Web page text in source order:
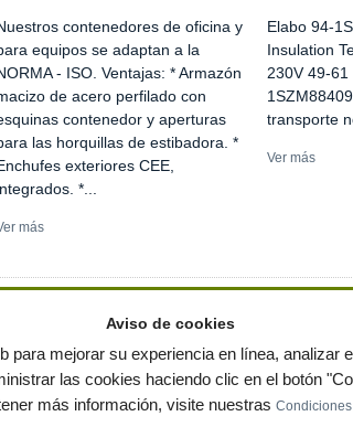
contenedores de oficina y
equipos se adaptan a la
- ISO. Ventajas: * Armazón
de acero perfilado con
contenedor y aperturas
las horquillas de estibadora. *
exteriores CEE,
*...
más
Elabo 94-
Insulation
230V 49-61
transporte
Ver más
de privacidad|Condiciones de uso| Contacto|Editores|
Aviso de cookies
mejorar su experiencia en línea, analizar
las cookies haciendo clic en el botón
más información, visite nuestras